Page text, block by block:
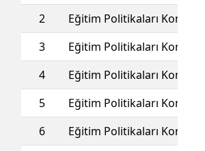
2
Eğitim Politikaları Konuları
3
Eğitim Politikaları Konuları
4
Eğitim Politikaları Konuları
5
Eğitim Politikaları Konuları
6
Eğitim Politikaları Konuları